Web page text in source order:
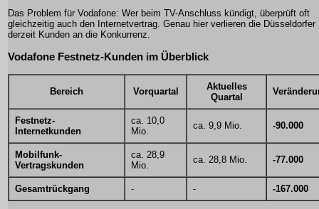
Das Problem für Vodafone: Wer beim TV-Anschluss kündigt, überprüft oft
gleichzeitig auch den Internetvertrag. Genau hier verlieren die Düsseldorfer
derzeit Kunden an die Konkurrenz.
Vodafone Festnetz-Kunden im Überblick
Bereich Vorquartal
Aktuelles
Quartal
Festnetz-
Internetkunden
ca. 10,0
Mio.
ca. 9,9 Mio. -90.000
Mobilfunk-
Vertragskunden
ca. 28,9
Mio.
ca. 28,8 Mio. -77.000
Gesamtrückgang - - -167.000